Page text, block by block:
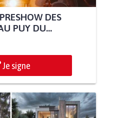
DES
PUY DU...
Je signe